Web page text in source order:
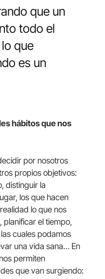
que un
todo el
que
es un
hábitos que nos
por nosotros
propios objetivos:
distinguir la
los que hacen
lo que nos
el tiempo,
cuales podamos
una vida sana… En
permiten
que van surgiendo: